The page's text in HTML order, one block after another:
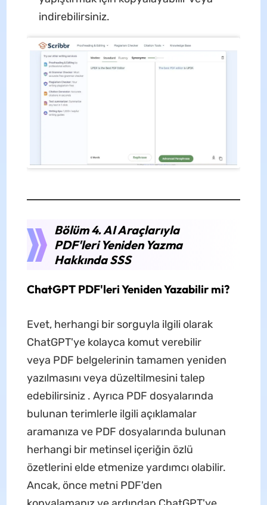
indirebilirsiniz.
Bölüm 4. AI Araçlarıyla
PDF'leri Yeniden Yazma
Hakkında SSS
ChatGPT PDF'leri Yeniden Yazabilir mi?
Evet, herhangi bir sorguyla ilgili olarak
ChatGPT'ye kolayca komut verebilir
veya PDF belgelerinin tamamen yeniden
yazılmasını veya düzeltilmesini talep
edebilirsiniz . Ayrıca PDF dosyalarında
bulunan terimlerle ilgili açıklamalar
aramanıza ve PDF dosyalarında bulunan
herhangi bir metinsel içeriğin özlü
özetlerini elde etmenize yardımcı olabilir.
Ancak, önce metni PDF'den